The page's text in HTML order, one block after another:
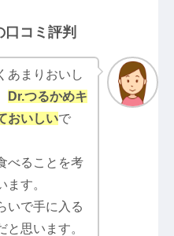
コミ評判
あまりおいし
Dr.つるかめキ
おいしいで
べることを考
ます。
いで手に入る
思います。